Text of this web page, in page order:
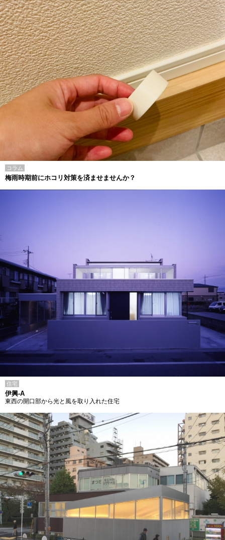
コラム
梅雨時期前にホコリ対策を済ませませんか？
住宅
伊興-A
東西の開口部から光と風を取り入れた住宅